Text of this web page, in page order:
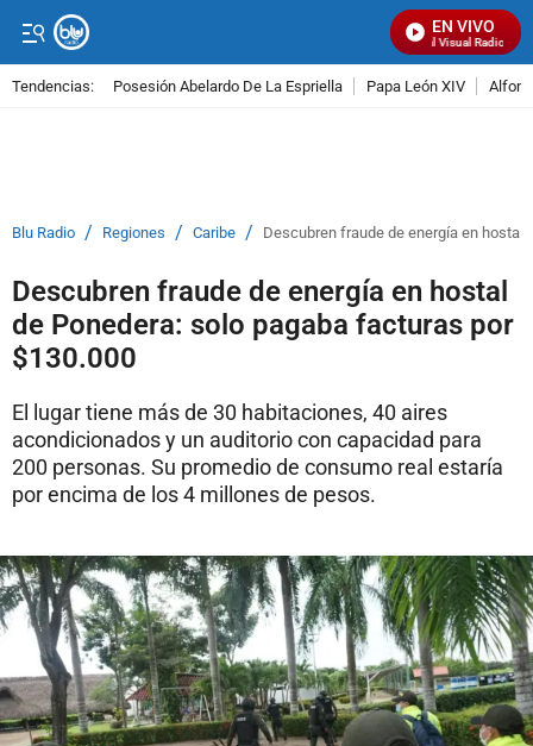
EN VIVO
Señal Visual Radio
Tendencias: Posesión Abelardo De La Espriella Papa León XIV
Blu Radio / Regiones / Caribe / Descubren fraude de energía en hostal
Descubren fraude de energía en hostal
de Ponedera: solo pagaba facturas por
$130.000
El lugar tiene más de 30 habitaciones, 40 aires
acondicionados y un auditorio con capacidad para
200 personas. Su promedio de consumo real estaría
por encima de los 4 millones de pesos.